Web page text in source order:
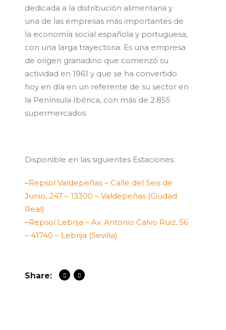
dedicada a la distribución alimentaria y
una de las empresas más importantes de
la economía social española y portuguesa,
con una larga trayectoria. Es una empresa
de origen granadino que comenzó su
actividad en 1961 y que se ha convertido
hoy en día en un referente de su sector en
la Península Ibérica, con más de 2.855
supermercados.
Disponible en las siguientes Estaciones:
–Repsol Valdepeñas – Calle del Seis de
Junio, 247 – 13300 – Valdepeñas (Ciudad
Real)
–Repsol Lebrija – Av. Antonio Calvo Ruiz, 56
– 41740 – Lebrija (Sevilla)
Share: